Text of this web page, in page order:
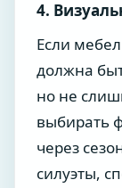
4.
Если
должна
но не
выбирать
через
силуэты,